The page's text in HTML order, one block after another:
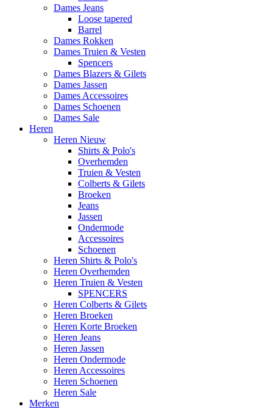
Dames Jeans
Loose tapered
Barrel
Dames Rokken
Dames Truien & Vesten
Spencers
Dames Blazers & Gilets
Dames Jassen
Dames Accessoires
Dames Schoenen
Dames Sale
Heren
Heren Nieuw
Shirts & Polo's
Overhemden
Truien & Vesten
Colberts & Gilets
Broeken
Jeans
Jassen
Ondermode
Accessoires
Schoenen
Heren Shirts & Polo's
Heren Overhemden
Heren Truien & Vesten
SPENCERS
Heren Colberts & Gilets
Heren Broeken
Heren Korte Broeken
Heren Jeans
Heren Jassen
Heren Ondermode
Heren Accessoires
Heren Schoenen
Heren Sale
Merken